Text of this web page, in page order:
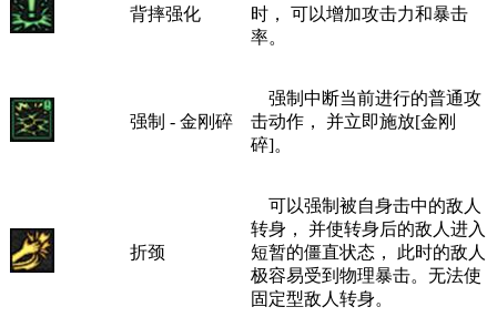
背摔强化
时， 可以增加攻击力和暴击
率。
强制 - 金刚碎
强制中断当前进行的普通攻
击动作， 并立即施放[金刚
碎]。
折颈
可以强制被自身击中的敌人
转身， 并使转身后的敌人进入
短暂的僵直状态， 此时的敌人
极容易受到物理暴击。无法使
固定型敌人转身。